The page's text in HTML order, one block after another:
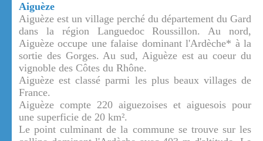
Aiguèze
Aiguèze est un village perché du département du Gard
dans la région Languedoc Roussillon. Au nord,
Aiguèze occupe une falaise dominant l'Ardèche* à la
sortie des Gorges. Au sud, Aiguèze est au coeur du
vignoble des Côtes du Rhône.
Aiguèze est classé parmi les plus beaux villages de
France.
Aiguèze compte 220 aiguezoises et aiguesois pour
une superficie de 20 km².
Le point culminant de la commune se trouve sur les